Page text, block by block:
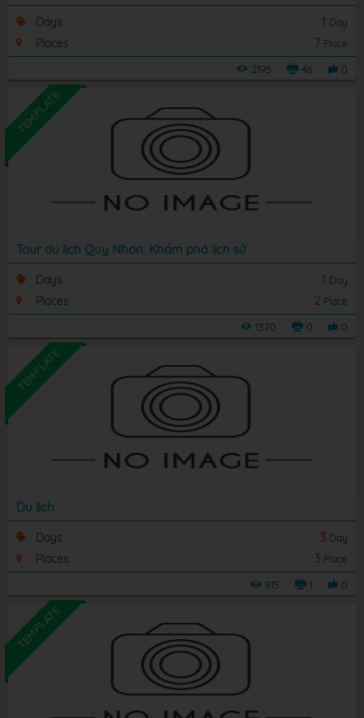
Days 1 Day
Places 7 Place
2195 46 0
TEMPLATE
Tour du lịch Quy Nhơn: Khám phá lịch sử
Days 1 Day
Places 2 Place
1370 0 0
TEMPLATE
Du lịch
Days 3 Day
Places 3 Place
915 1 0
TEMPLATE